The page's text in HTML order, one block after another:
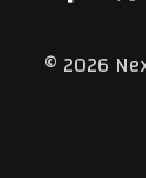
©2026